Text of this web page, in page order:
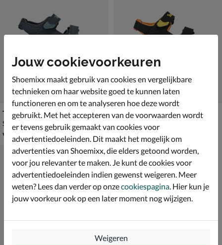
Timberland Perkins Row
Sandalen - blauw
vanaf € 44,99
v.a. 44
Timberland Perkins Row
Sandalen - zwart
44 ,
Jouw cookievoorkeuren
Shoemixx maakt gebruik van cookies en vergelijkbare
technieken om haar website goed te kunnen laten
functioneren en om te analyseren hoe deze wordt
gebruikt. Met het accepteren van de voorwaarden wordt
er tevens gebruik gemaakt van cookies voor
advertentiedoeleinden. Dit maakt het mogelijk om
advertenties van Shoemixx, die elders getoond worden,
voor jou relevanter te maken. Je kunt de cookies voor
advertentiedoeleinden indien gewenst weigeren. Meer
weten? Lees dan verder op onzecookiespagina . Hier kun je
jouw voorkeur ook op een later moment nog wijzigen.
Weigeren